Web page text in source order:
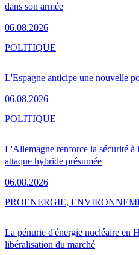
dans son armée
06.08.2026
L'Espagne anticipe une nouvelle
06.08.2026
POLITIQUE
L'Allemagne renforce la sécurité à
attaque hybride présumée
06.08.2026
POLITIQUE
La pénurie d'énergie nucléaire en
libéralisation du marché
PROENERGIE,